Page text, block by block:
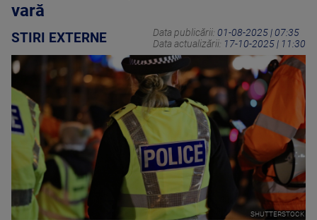
vară
STIRI EXTERNE Data publicării: 01-08-2025 | 07:35
Data actualizării: 17-10-2025 | 11:30
SHUTTERSTOCK